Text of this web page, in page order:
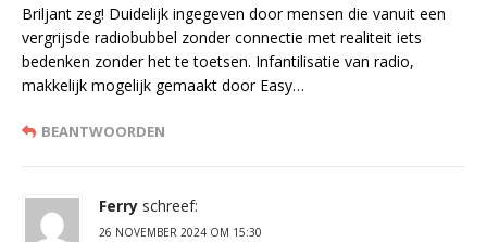
Briljant zeg! Duidelijk ingegeven door mensen die vanuit een
vergrijsde radiobubbel zonder connectie met realiteit iets
bedenken zonder het te toetsen. Infantilisatie van radio,
makkelijk mogelijk gemaakt door Easy…
BEANTWOORDEN
Ferry schreef:
26 NOVEMBER 2024 OM 15:30